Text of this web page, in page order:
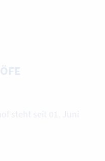
steht seit 01. Juni